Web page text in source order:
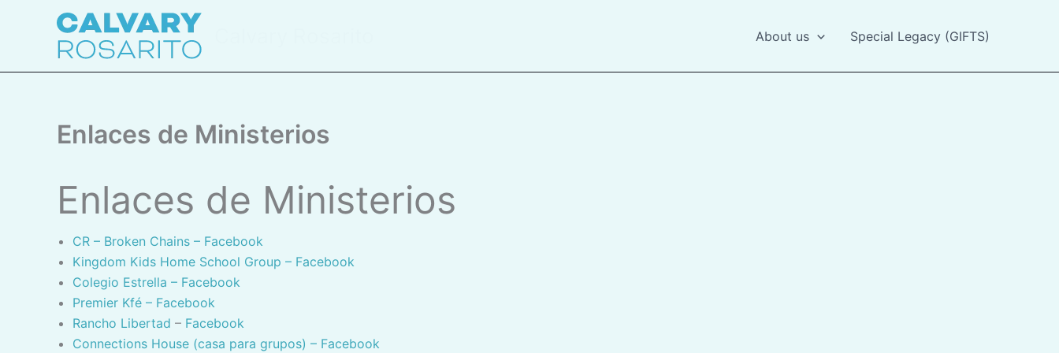
About us Special Legacy (GIFTS)
Enlaces de Ministerios
Enlaces de Ministerios
CR – Broken Chains – Facebook
Kingdom Kids Home School Group – Facebook
Colegio Estrella – Facebook
Premier Kfé – Facebook
Rancho Libertad – Facebook
Connections House (casa para grupos) – Facebook